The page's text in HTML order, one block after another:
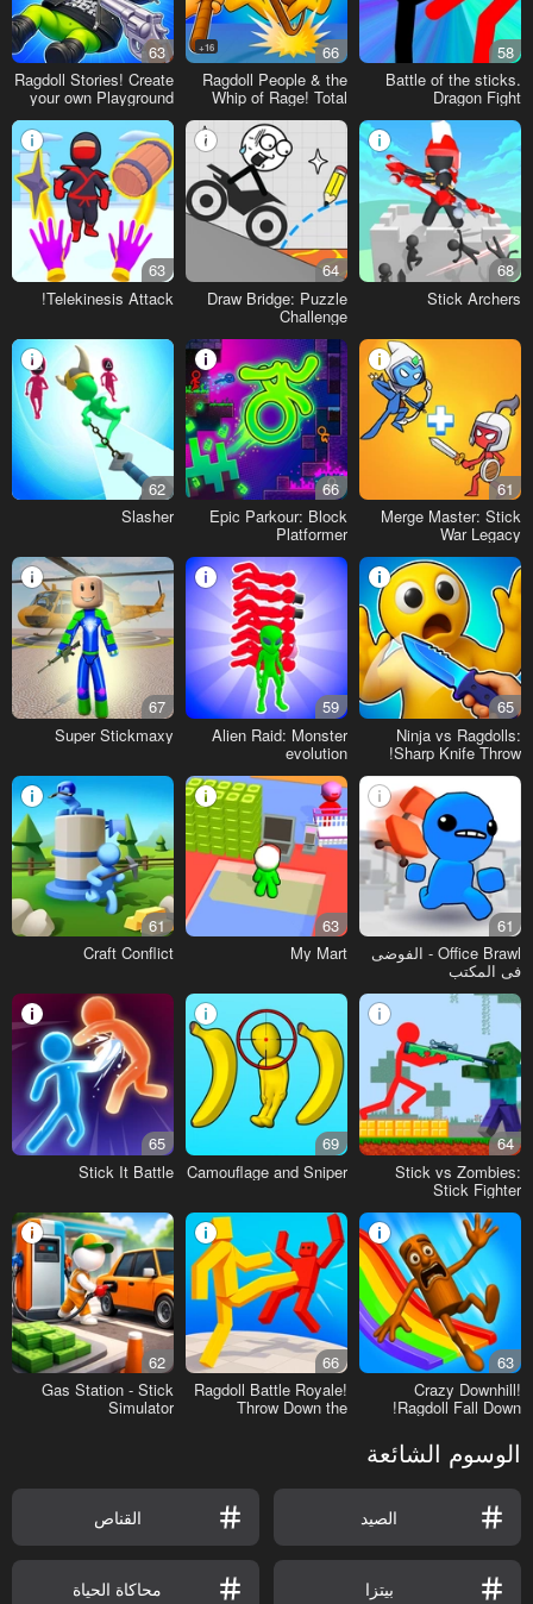
58
Battle of the sticks.
Dragon Fight
66
16+
Ragdoll People & the
Whip of Rage! Total
Destroy!
63
Ragdoll Stories! Create
your own Playground
Feed!
68
Stick Archers
64
Draw Bridge: Puzzle
Challenge
63
Telekinesis Attack!
61
Merge Master: Stick
War Legacy
66
Epic Parkour: Block
Platformer
62
Slasher
65
Ninja vs Ragdolls:
Sharp Knife Throw!
59
Alien Raid: Monster
evolution
67
Super Stickmaxy
61
Office Brawl - الفوضى
في المكتب
63
My Mart
61
Craft Conflict
64
Stick vs Zombies:
Stick Fighter
69
Camouflage and Sniper
65
Stick It Battle
63
Crazy Downhill!
Ragdoll Fall Down!
66
Ragdoll Battle Royale!
Throw Down the
62
Gas Station - Stick
Simulator
الوسوم الشائعة
الصيد القناص
بيتزا محاكاة الحياة